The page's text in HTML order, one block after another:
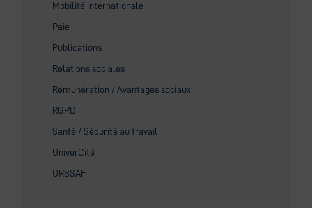
Mobilité internationale
Paie
Publications
Relations sociales
Rémunération / Avantages sociaux
RGPD
Santé / Sécurité au travail
UniverCité
URSSAF